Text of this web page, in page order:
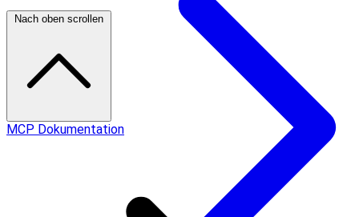
Nach oben scrollen
MCP Dokumentation